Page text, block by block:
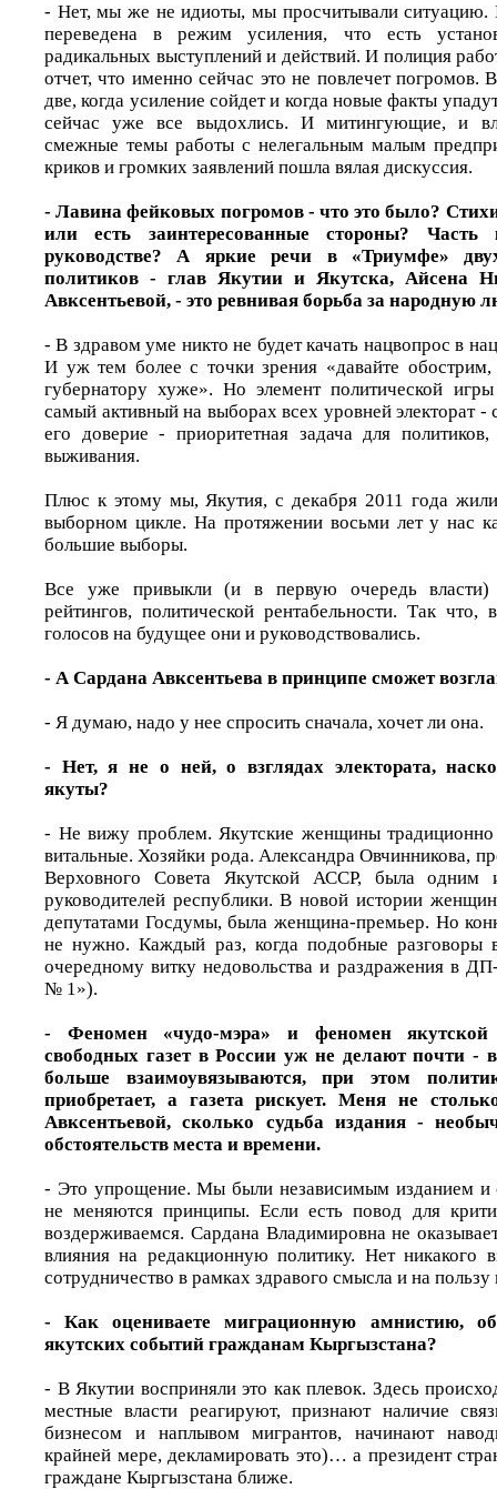
- Нет, мы же не идиоты, мы просчитывали ситуацию.
переведена в режим усиления, что есть
радикальных выступлений и действий. И полиция
отчет, что именно сейчас это не повлечет погромов.
две, когда усиление сойдет и когда новые факты
сейчас уже все выдохлись. И митингующие, и
смежные темы работы с нелегальным малым
криков и громких заявлений пошла вялая дискуссия.
- Лавина фейковых погромов - что это было?
или есть заинтересованные стороны?
руководстве? А яркие речи в «Триумфе»
политиков - глав Якутии и Якутска, Айсена
Авксентьевой, - это ревнивая борьба за народную
- В здравом уме никто не будет качать нацвопрос в
И уж тем более с точки зрения «давайте
губернатору хуже». Но элемент политической
самый активный на выборах всех уровней электорат
его доверие - приоритетная задача для политиков,
выживания.
Плюс к этому мы, Якутия, с декабря 2011 года
выборном цикле. На протяжении восьми лет у нас
большие выборы.
Все уже привыкли (и в первую очередь власти)
рейтингов, политической рентабельности. Так что,
голосов на будущее они и руководствовались.
- А Сардана Авксентьева в принципе сможет
- Я думаю, надо у нее спросить сначала, хочет ли она.
- Нет, я не о ней, о взглядах электората,
якуты?
- Не вижу проблем. Якутские женщины традиционно
витальные. Хозяйки рода. Александра Овчинникова,
Верховного Совета Якутской АССР, была одним
руководителей республики. В новой истории
депутатами Госдумы, была женщина-премьер. Но
не нужно. Каждый раз, когда подобные разговоры
очередному витку недовольства и раздражения в
№ 1»).
- Феномен «чудо-мэра» и феномен
свободных газет в России уж не делают почти -
больше взаимоувязываются, при этом
приобретает, а газета рискует. Меня не
Авксентьевой, сколько судьба издания -
обстоятельств места и времени.
- Это упрощение. Мы были независимым изданием и
не меняются принципы. Если есть повод для
воздерживаемся. Сардана Владимировна не
влияния на редакционную политику. Нет никакого
сотрудничество в рамках здравого смысла и на
- Как оцениваете миграционную амнистию,
якутских событий гражданам Кыргызстана?
- В Якутии восприняли это как плевок. Здесь
местные власти реагируют, признают наличие
бизнесом и наплывом мигрантов, начинают
крайней мере, декламировать это)… а президент
граждане Кыргызстана ближе.